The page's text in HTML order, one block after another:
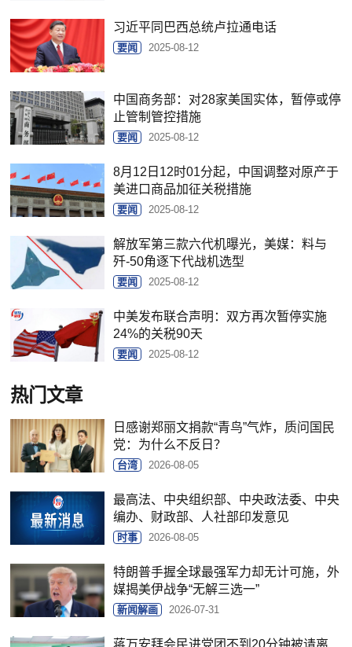
习近平同巴西总统卢拉通电话
要闻 2025-08-12
中国商务部：对28家美国实体，暂停或停
止管制管控措施
要闻 2025-08-12
8月12日12时01分起，中国调整对原产于
美进口商品加征关税措施
要闻 2025-08-12
解放军第三款六代机曝光，美媒：料与
歼-50角逐下代战机选型
要闻 2025-08-12
中美发布联合声明：双方再次暂停实施
24%的关税90天
要闻 2025-08-12
热门文章
日感谢郑丽文捐款“青鸟”气炸，质问国民
党：为什么不反日？
台湾 2026-08-05
最高法、中央组织部、中央政法委、中央
编办、财政部、人社部印发意见
时事 2026-08-05
特朗普手握全球最强军力却无计可施，外
媒揭美伊战争“无解三选一”
新闻解画 2026-07-31